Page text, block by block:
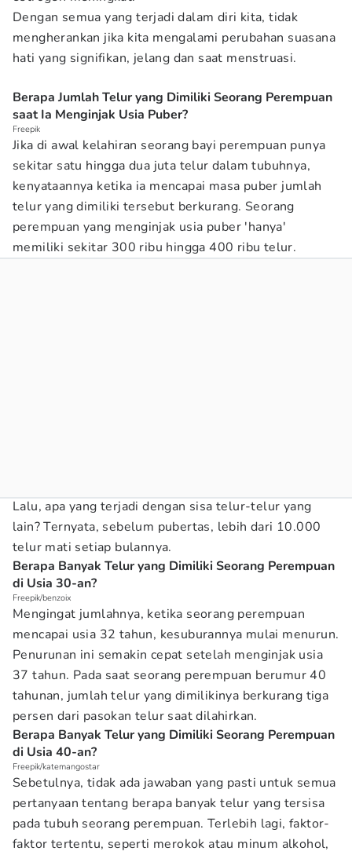
Dengan semua yang terjadi dalam diri kita, tidak
mengherankan jika kita mengalami perubahan suasana
hati yang signifikan, jelang dan saat menstruasi.
Berapa Jumlah Telur yang Dimiliki Seorang Perempuan
saat Ia Menginjak Usia Puber?
Freepik
Jika di awal kelahiran seorang bayi perempuan punya
sekitar satu hingga dua juta telur dalam tubuhnya,
kenyataannya ketika ia mencapai masa puber jumlah
telur yang dimiliki tersebut berkurang. Seorang
perempuan yang menginjak usia puber 'hanya'
memiliki sekitar 300 ribu hingga 400 ribu telur.
Lalu, apa yang terjadi dengan sisa telur-telur yang
lain? Ternyata, sebelum pubertas, lebih dari 10.000
telur mati setiap bulannya.
Berapa Banyak Telur yang Dimiliki Seorang Perempuan
di Usia 30-an?
Freepik/benzoix
Mengingat jumlahnya, ketika seorang perempuan
mencapai usia 32 tahun, kesuburannya mulai menurun.
Penurunan ini semakin cepat setelah menginjak usia
37 tahun. Pada saat seorang perempuan berumur 40
tahunan, jumlah telur yang dimilikinya berkurang tiga
persen dari pasokan telur saat dilahirkan.
Berapa Banyak Telur yang Dimiliki Seorang Perempuan
di Usia 40-an?
Freepik/katemangostar
Sebetulnya, tidak ada jawaban yang pasti untuk semua
pertanyaan tentang berapa banyak telur yang tersisa
pada tubuh seorang perempuan. Terlebih lagi, faktor-
faktor tertentu, seperti merokok atau minum alkohol,